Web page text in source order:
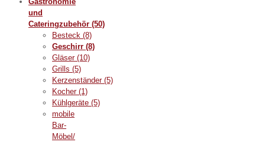
und
Cateringzubehör (50)
Besteck (8)
Geschirr (8)
Gläser (10)
Grills (5)
Kerzenständer (5)
Kocher (1)
Kühlgeräte (5)
mobile
Bar-
Möbel/